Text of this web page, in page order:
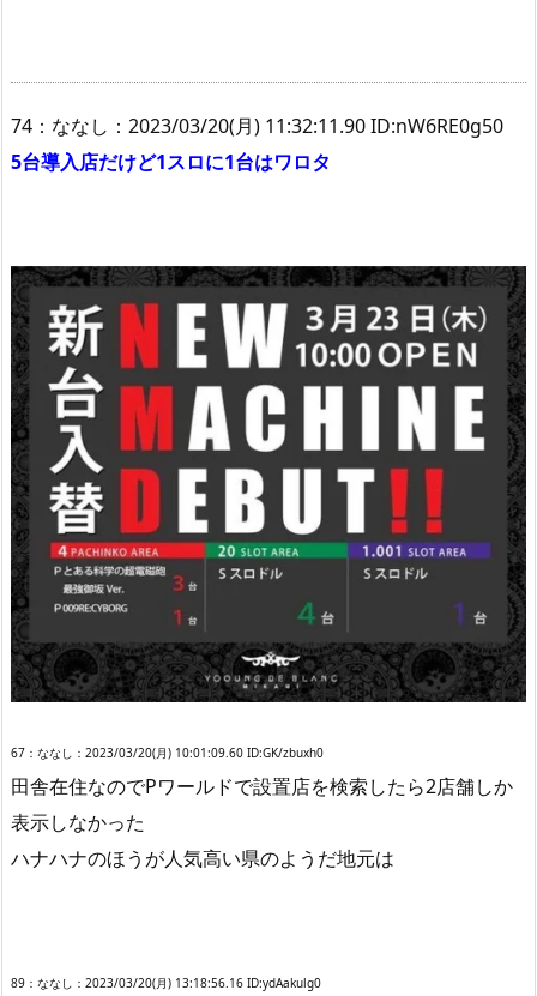
74：ななし：2023/03/20(月) 11:32:11.90 ID:nW6RE0g50
5台導入店だけど1スロに1台はワロタ
67：ななし：2023/03/20(月) 10:01:09.60 ID:GK/zbuxh0
田舎在住なのでPワールドで設置店を検索したら2店舗しか
表示しなかった
ハナハナのほうが人気高い県のようだ地元は
89：ななし：2023/03/20(月) 13:18:56.16 ID:ydAakulg0